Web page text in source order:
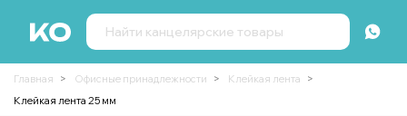
Главная Офисные принадлежности
Клейкая лента
Клейкая лента 25 мм